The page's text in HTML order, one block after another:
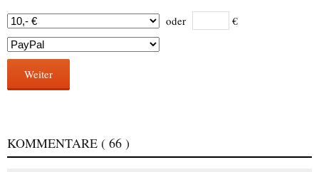
oder €
Weiter
KOMMENTARE ( 66 )